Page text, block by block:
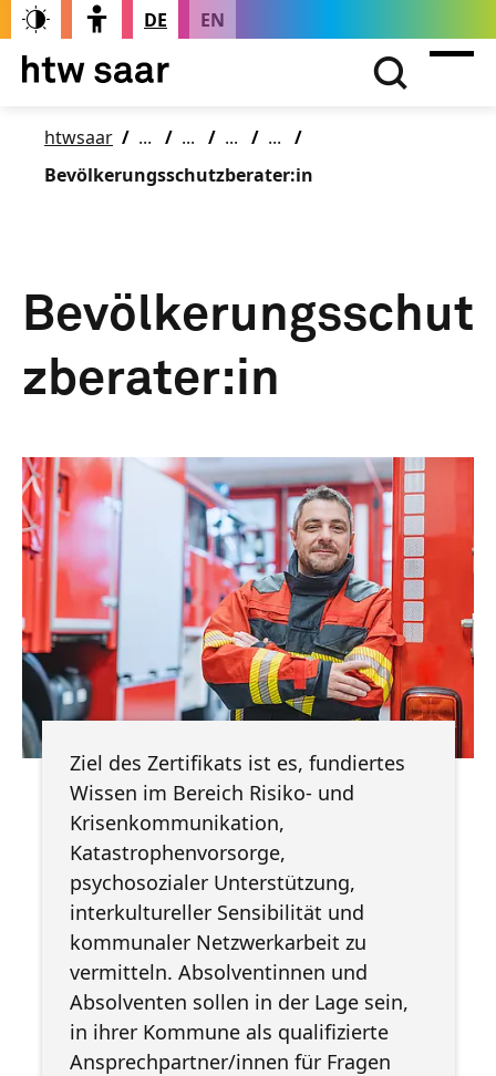
DE EN
htwsaar
Bevölkerungsschutzberater:in
Bevölkerungsschut
zberater:in
Ziel des Zertifikats ist es, fundiertes
Wissen im Bereich Risiko- und
Krisenkommunikation,
Katastrophenvorsorge,
psychosozialer Unterstützung,
interkultureller Sensibilität und
kommunaler Netzwerkarbeit zu
vermitteln. Absolventinnen und
Absolventen sollen in der Lage sein,
in ihrer Kommune als qualifizierte
Ansprechpartner/innen für Fragen